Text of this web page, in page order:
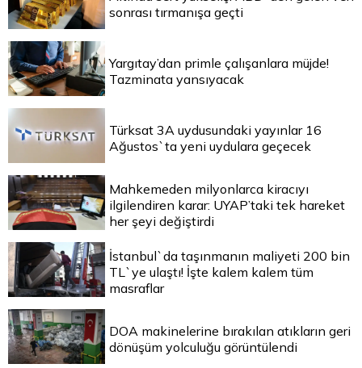
sonrası tırmanışa geçti
Yargıtay’dan primle çalışanlara müjde!
Tazminata yansıyacak
Türksat 3A uydusundaki yayınlar 16
Ağustos`ta yeni uydulara geçecek
Mahkemeden milyonlarca kiracıyı
ilgilendiren karar: UYAP’taki tek hareket
her şeyi değiştirdi
İstanbul`da taşınmanın maliyeti 200 bin
TL`ye ulaştı! İşte kalem kalem tüm
masraflar
DOA makinelerine bırakılan atıkların geri
dönüşüm yolculuğu görüntülendi